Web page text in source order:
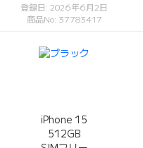
登録日: 2026年6月2日
商品No: 37783417
iPhone 15
512GB